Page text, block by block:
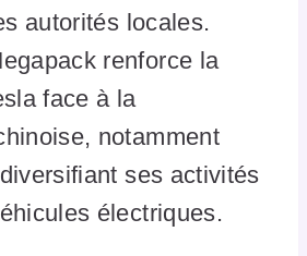
autorités locales.
renforce la
face à la
notamment
ses activités
électriques.